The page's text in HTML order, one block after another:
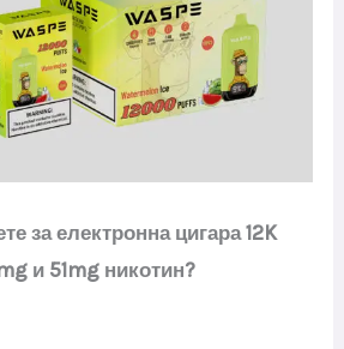
за електронна цигара 12K
и 51mg никотин?